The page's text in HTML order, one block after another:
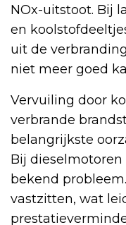
NOx-uitstoot. Bij
en
uit de
niet meer goed
Vervuiling door
verbrande
belangrijkste
Bij dieselmotoren
bekend
vastzitten, wat